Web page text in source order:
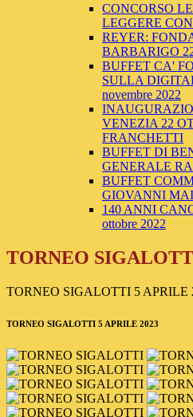
CONCORSO
LEGGERE
REYER:
BARBARIGO
BUFFET CA'
SULLA
novembre 2022
VENEZIA 22
FRANCHETTI
BUFFET DI
GENERALE
BUFFET
GIOVANNI
140 ANNI
ottobre 2022
TORNEO
TORNEO SIGALOTTI 5 APRILE
TORNEO SIGALOTTI 5 APRILE 2023